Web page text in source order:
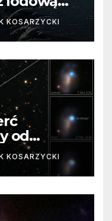
KOSARZYCKI
od
KOSARZYCKI